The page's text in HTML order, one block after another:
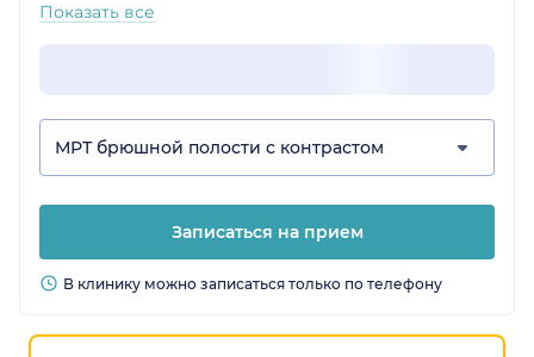
Показать все
МРТ брюшной полости с контрастом
Записаться на прием
В клинику можно записаться только по телефону